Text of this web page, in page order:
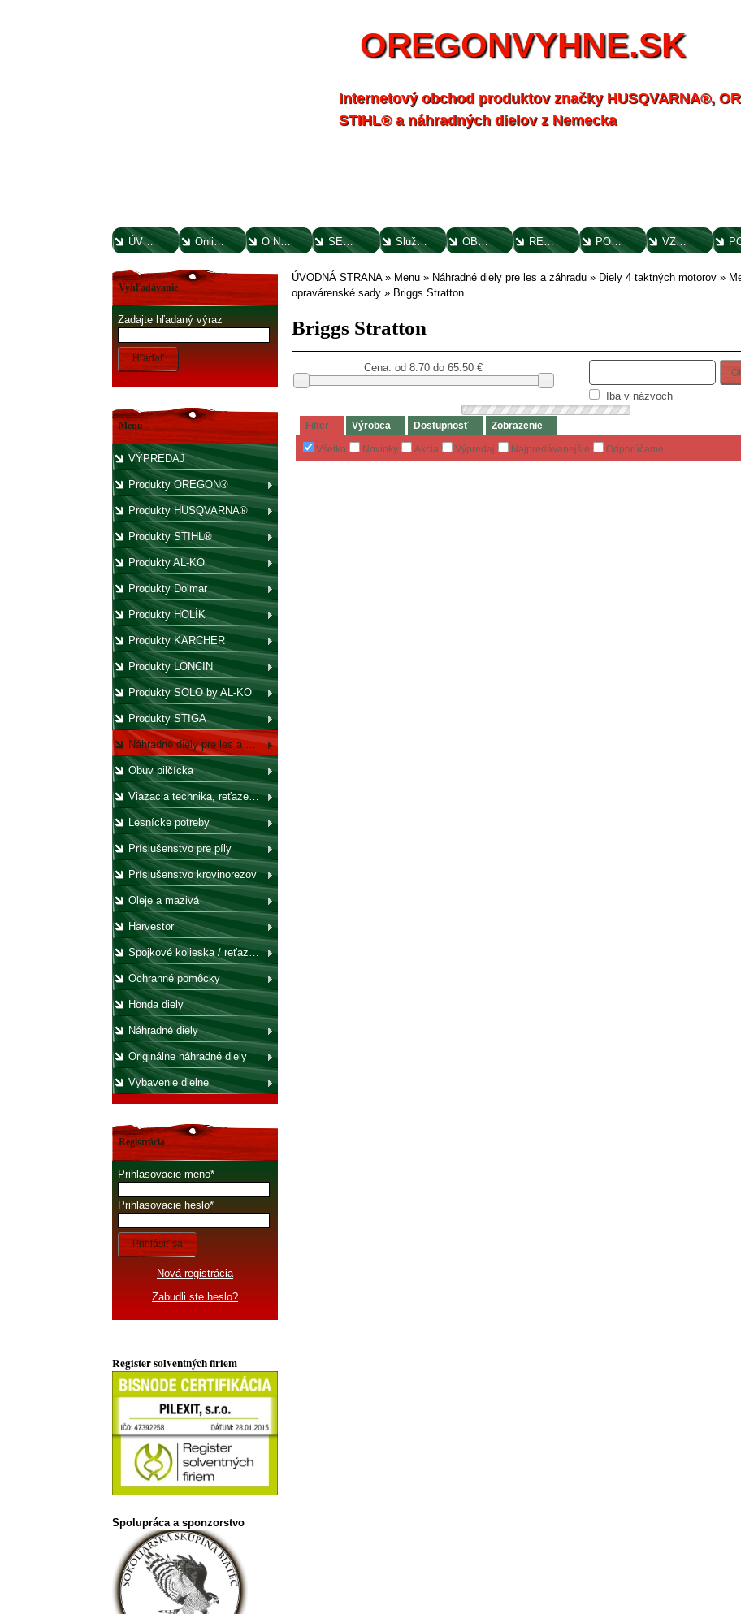
OREGONVYHNE.SK
Internetový obchod produktov značky HUSQVARNA®,
STIHL® a náhradných dielov z Nemecka
ÚVODNÁ STRANA Online parts katalógy O NÁS SERVIS Služby - záhrada OBCHODNÉ PODMIENKY REKLAMAČNÝ PORIADOK POTVRDENIE O VYTKNUTÍ VADY VZOROVÝ FORMULÁR ODSTÚPENIA OD ZMLUVY
Vyhľadávanie
Zadajte hľadaný výraz
Hľadať
Menu
VÝPREDAJ
Produkty OREGON®
Produkty HUSQVARNA®
Produkty STIHL®
Produkty AL-KO
Produkty Dolmar
Produkty HOLÍK
Produkty KARCHER
Produkty LONCIN
Produkty SOLO by AL-KO
Produkty STIGA
Náhradné diely pre les a záhradu
Obuv pilčícka
Viazacia technika, reťaze, laná, háky, kladky
Lesnícke potreby
Príslušenstvo pre píly
Príslušenstvo krovinorezov
Oleje a mazivá
Harvestor
Spojkové kolieska / reťazovky
Ochranné pomôcky
Honda diely
Náhradné diely
Originálne náhradné diely
Vybavenie dielne
Registrácia
Prihlasovacie meno
Prihlasovacie heslo
Prihlásiť sa
Nová registrácia
Zabudli ste heslo?
Register solventných firiem
Spolupráca a sponzorstvo
ÚVODNÁ STRANA» Menu » Náhradné diely pre les a záhradu » Diely 4 taktných motorov »
opravárenské sady » Briggs Stratton
Briggs Stratton
Cena: od 8.70 do 65.50€
Iba v názvoch
Filter Výrobca Dostupnosť Zobrazenie
Všetko Novinky Akcia Výpredaj Najpredávanejšie Odporúčame